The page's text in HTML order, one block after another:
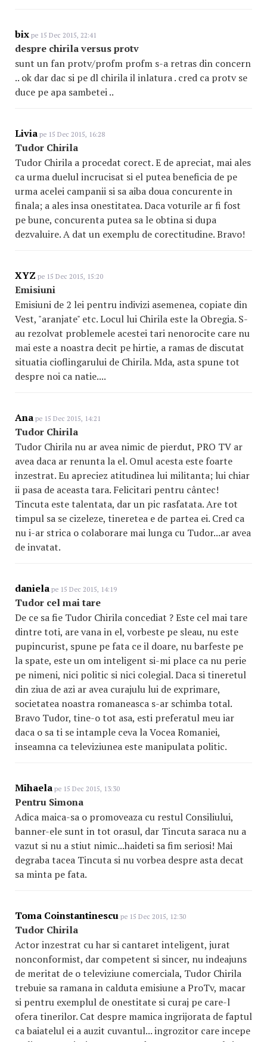
bix pe 15 Dec 2015, 22:41
despre chirila versus protv
sunt un fan protv/profm profm s-a retras din concern
.. ok dar dac si pe dl chirila il inlatura . cred ca protv se
duce pe apa sambetei ..
Livia pe 15 Dec 2015, 16:28
Tudor Chirila
Tudor Chirila a procedat corect. E de apreciat, mai ales
ca urma duelul incrucisat si el putea beneficia de pe
urma acelei campanii si sa aiba doua concurente in
finala; a ales insa onestitatea. Daca voturile ar fi fost
pe bune, concurenta putea sa le obtina si dupa
dezvaluire. A dat un exemplu de corectitudine. Bravo!
XYZ pe 15 Dec 2015, 15:20
Emisiuni
Emisiuni de 2 lei pentru indivizi asemenea, copiate din
Vest, "aranjate" etc. Locul lui Chirila este la Obregia. S-
au rezolvat problemele acestei tari nenorocite care nu
mai este a noastra decit pe hirtie, a ramas de discutat
situatia cioflingarului de Chirila. Mda, asta spune tot
despre noi ca natie....
Ana pe 15 Dec 2015, 14:21
Tudor Chirila
Tudor Chirila nu ar avea nimic de pierdut, PRO TV ar
avea daca ar renunta la el. Omul acesta este foarte
inzestrat. Eu apreciez atitudinea lui militanta; lui chiar
ii pasa de aceasta tara. Felicitari pentru cântec!
Tincuta este talentata, dar un pic rasfatata. Are tot
timpul sa se cizeleze, tineretea e de partea ei. Cred ca
nu i-ar strica o colaborare mai lunga cu Tudor...ar avea
de invatat.
daniela pe 15 Dec 2015, 14:19
Tudor cel mai tare
De ce sa fie Tudor Chirila concediat ? Este cel mai tare
dintre toti, are vana in el, vorbeste pe sleau, nu este
pupincurist, spune pe fata ce il doare, nu barfeste pe
la spate, este un om inteligent si-mi place ca nu perie
pe nimeni, nici politic si nici colegial. Daca si tineretul
din ziua de azi ar avea curajulu lui de exprimare,
societatea noastra romaneasca s-ar schimba total.
Bravo Tudor, tine-o tot asa, esti preferatul meu iar
daca o sa ti se intample ceva la Vocea Romaniei,
inseamna ca televiziunea este manipulata politic.
Mihaela pe 15 Dec 2015, 13:30
Pentru Simona
Adica maica-sa o promoveaza cu restul Consiliului,
banner-ele sunt in tot orasul, dar Tincuta saraca nu a
vazut si nu a stiut nimic...haideti sa fim seriosi! Mai
degraba tacea Tincuta si nu vorbea despre asta decat
sa minta pe fata.
Toma Coinstantinescu pe 15 Dec 2015, 12:30
Tudor Chirila
Actor inzestrat cu har si cantaret inteligent, jurat
nonconformist, dar competent si sincer, nu indeajuns
de meritat de o televiziune comerciala, Tudor Chirila
trebuie sa ramana in calduta emisiune a ProTv, macar
si pentru exemplul de onestitate si curaj pe care-l
ofera tinerilor. Cat despre mamica ingrijorata de faptul
ca baiatelul ei a auzit cuvantul... ingrozitor care incepe